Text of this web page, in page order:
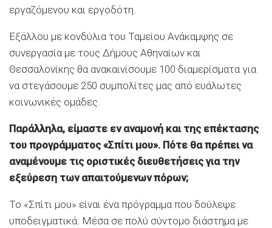
εργαζόμενου και εργοδότη.
Εξάλλου με κονδύλια του Ταμείου Ανάκαμψης σε
συνεργασία με τους Δήμους Αθηναίων και
Θεσσαλονίκης θα ανακαινίσουμε 100 διαμερίσματα για
να στεγάσουμε 250 συμπολίτες μας από ευάλωτες
κοινωνικές ομάδες.
Παράλληλα, είμαστε εν αναμονή και της επέκτασης
του προγράμματος «Σπίτι μου». Πότε θα πρέπει να
αναμένουμε τις οριστικές διευθετήσεις για την
εξεύρεση των απαιτούμενων πόρων;
Το «Σπίτι μου» είναι ένα πρόγραμμα που δούλεψε
υποδειγματικά. Μέσα σε πολύ σύντομο διάστημα με